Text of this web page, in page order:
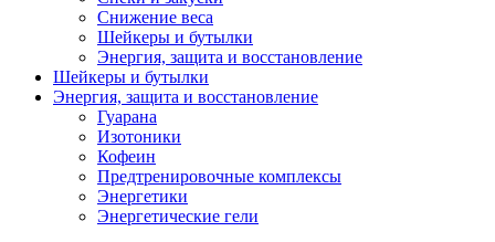
Снижение веса
Шейкеры и бутылки
Энергия, защита и восстановление
Шейкеры и бутылки
Энергия, защита и восстановление
Гуарана
Изотоники
Кофеин
Предтренировочные комплексы
Энергетики
Энергетические гели